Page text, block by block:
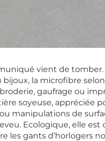
vient de
la microfibre selon
gaufrage ou
soyeuse, appréciée
manipulations de
Ecologique, elle
les gants d’horlogers